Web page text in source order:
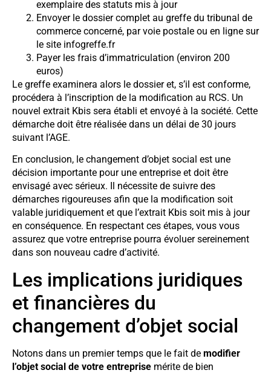
exemplaire des statuts mis à jour
Envoyer le dossier complet au greffe du tribunal de
commerce concerné, par voie postale ou en ligne sur
le site infogreffe.fr
Payer les frais d’immatriculation (environ 200
euros)
Le greffe examinera alors le dossier et, s’il est conforme,
procédera à l’inscription de la modification au RCS. Un
nouvel extrait Kbis sera établi et envoyé à la société. Cette
démarche doit être réalisée dans un délai de 30 jours
suivant l’AGE.
En conclusion, le changement d’objet social est une
décision importante pour une entreprise et doit être
envisagé avec sérieux. Il nécessite de suivre des
démarches rigoureuses afin que la modification soit
valable juridiquement et que l’extrait Kbis soit mis à jour
en conséquence. En respectant ces étapes, vous vous
assurez que votre entreprise pourra évoluer sereinement
dans son nouveau cadre d’activité.
Les implications juridiques
et financières du
changement d’objet social
Notons dans un premier temps que le fait de modifier
l’objet social de votre entreprise mérite de bien